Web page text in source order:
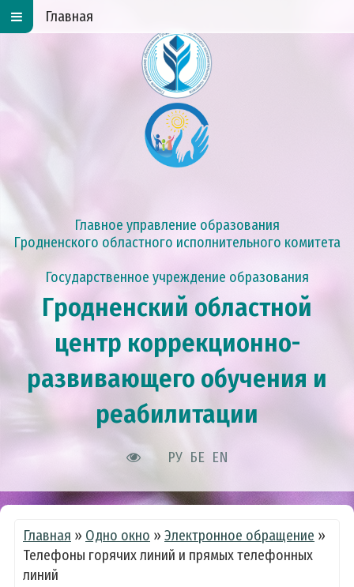
Главное управление образования
Гродненского областного исполнительного комитета
Государственное учреждение образования
Гродненский областной
центр коррекционно-
развивающего обучения и
реабилитации
РУ БЕ EN
Главная
Главная » Одно окно » Электронное обращение »
Телефоны горячих линий и прямых телефонных
линий